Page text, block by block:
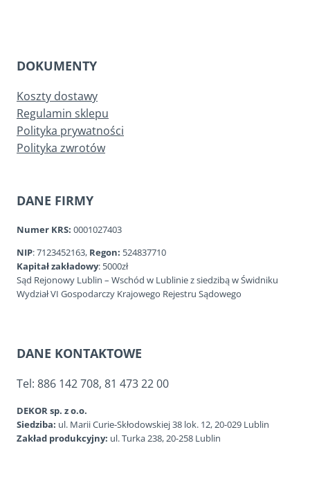
DOKUMENTY
Koszty dostawy
Regulamin sklepu
Polityka prywatności
Polityka zwrotów
DANE FIRMY
Numer KRS: 0001027403
NIP: 7123452163, Regon: 524837710
Kapitał zakładowy: 5000zł
Sąd Rejonowy Lublin – Wschód w Lublinie z siedzibą w Świdniku
Wydział VI Gospodarczy Krajowego Rejestru Sądowego
DANE KONTAKTOWE
Tel: 886 142 708, 81 473 22 00
DEKOR sp. z o.o.
Siedziba: ul. Marii Curie-Skłodowskiej 38 lok. 12, 20-029 Lublin
Zakład produkcyjny: ul. Turka 238, 20-258 Lublin